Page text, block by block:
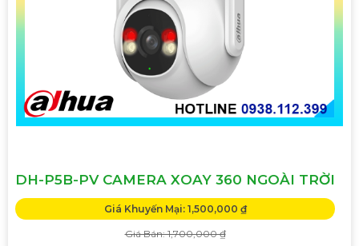
DH-P5B-PV CAMERA XOAY 360 NGOÀI TRỜI
Giá Khuyến Mại: 1,500,000 ₫
Giá Bán: 1,700,000 ₫